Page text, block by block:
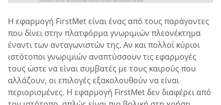
Η εφαρμογή FirstMet είναι ένας από τους παράγοντες
που δίνει στην πλατφόρμα γνωριμιών πλεονέκτημα
έναντι των ανταγωνιστών της. Αν και πολλοί κύριοι
ιστότοποι γνωριμιών αναπτύσσουν τις εφαρμογές
τους ώστε να είναι συμβατές με τους καιρούς που
αλλάζουν, οι επιλογές εξακολουθούν να είναι
περιορισμένες. Η εφαρμογή FirstMet δεν διαφέρει από